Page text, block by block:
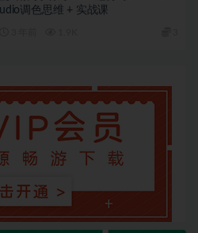
调色思维 + 实战课